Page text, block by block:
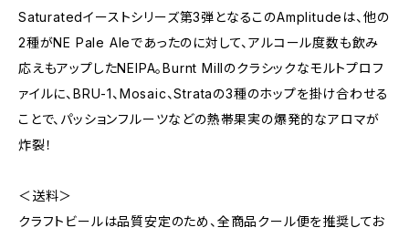
Saturatedイーストシリーズ第3弾となるこのAmplitudeは、他の
2種がNE Pale Aleであったのに対して、アルコール度数も飲み
応えもアップしたNEIPA。Burnt Millのクラシックなモルトプロフ
ァイルに、BRU-1、Mosaic、Strataの3種のホップを掛け合わせる
ことで、パッションフルーツなどの熱帯果実の爆発的なアロマが
炸裂！
＜送料＞
クラフトビールは品質安定のため、全商品クール便を推奨してお